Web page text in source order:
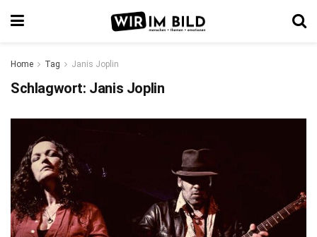
Home Tag Janis Joplin
Schlagwort: Janis Joplin